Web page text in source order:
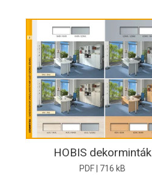
HOBIS dekorminták
PDF | 716 kB